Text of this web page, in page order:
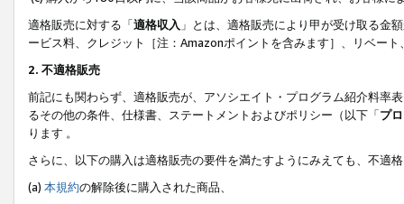
適格販売に対する「適格収入 」とは、適格販売により甲が受け取る金
ービス料、クレジット［注：Amazonポイントを含みます］、リベー
2. 不適格販売
前記にも関わらず、適格販売が、アソシエイト・プログラム紹介料率
るその他の条件、仕様書、ステートメントおよびポリシー（以下「プ
ります 。
さらに、以下の購入は適格販売の要件を満たすようにみえても、不適
(a) 本規約の解除後に購入された商品、